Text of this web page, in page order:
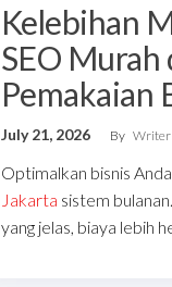
Kelebihan
SEO Murah
Pemakaian
July 21, 2026 By Writer
Optimalkan bisnis
Jakarta sistem
yang jelas, biaya lebih